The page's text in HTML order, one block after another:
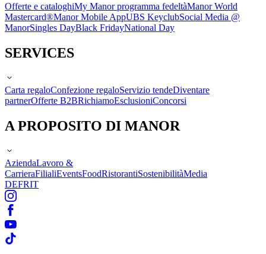
Offerte e cataloghiMy Manor programma fedeltàManor World
Mastercard®Manor Mobile AppUBS KeyclubSocial Media @
ManorSingles DayBlack FridayNational Day
SERVICES
Carta regaloConfezione regaloServizio tendeDiventare
partnerOfferte B2BRichiamoEsclusioniConcorsi
A PROPOSITO DI MANOR
AziendaLavoro &
CarrieraFilialiEventsFoodRistorantiSostenibilitàMedia
DEFRIT